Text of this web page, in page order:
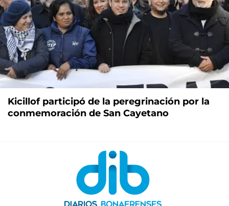
Kicillof participó de la peregrinación por la
conmemoración de San Cayetano